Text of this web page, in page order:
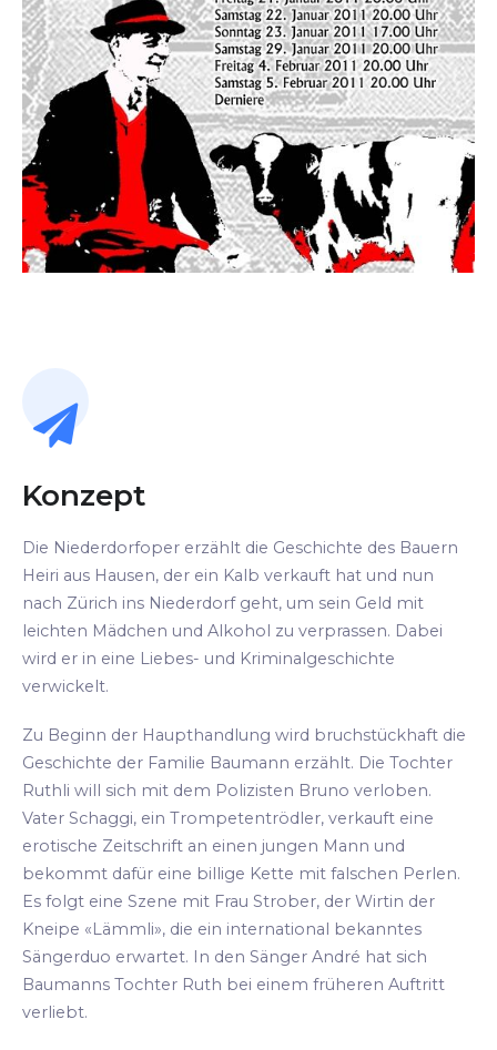
Konzept
Die Niederdorfoper erzählt die Geschichte des Bauern
Heiri aus Hausen, der ein Kalb verkauft hat und nun
nach Zürich ins Niederdorf geht, um sein Geld mit
leichten Mädchen und Alkohol zu verprassen. Dabei
wird er in eine Liebes- und Kriminalgeschichte
verwickelt.
Zu Beginn der Haupthandlung wird bruchstückhaft die
Geschichte der Familie Baumann erzählt. Die Tochter
Ruthli will sich mit dem Polizisten Bruno verloben.
Vater Schaggi, ein Trompetentrödler, verkauft eine
erotische Zeitschrift an einen jungen Mann und
bekommt dafür eine billige Kette mit falschen Perlen.
Es folgt eine Szene mit Frau Strober, der Wirtin der
Kneipe «Lämmli», die ein international bekanntes
Sängerduo erwartet. In den Sänger André hat sich
Baumanns Tochter Ruth bei einem früheren Auftritt
verliebt.